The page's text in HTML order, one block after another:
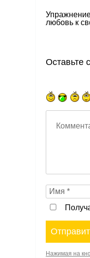
любовь к
Оставьте
Нажимая на